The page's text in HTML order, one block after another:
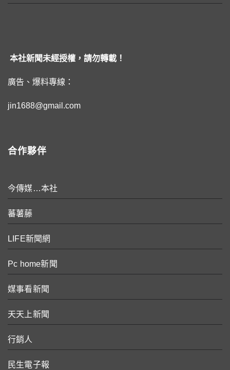
本社新聞未經授權，請勿轉載！
廣告、爆料專線：
jin1688@gmail.com
合作夥伴
今傳媒…本社
蕃薯藤
LIFE新聞網
Pc home新聞
媒事看新聞
天天上新聞
行銷人
民生電子報